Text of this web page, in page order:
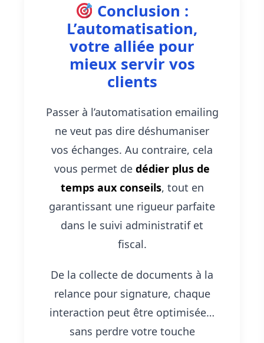
Conclusion :
L’automatisation,
votre alliée pour
mieux servir vos
clients
Passer à l’automatisation emailing
ne veut pas dire déshumaniser
vos échanges. Au contraire, cela
vous permet de dédier plus de
temps aux conseils, tout en
garantissant une rigueur parfaite
dans le suivi administratif et
fiscal.
De la collecte de documents à la
relance pour signature, chaque
interaction peut être optimisée…
sans perdre votre touche